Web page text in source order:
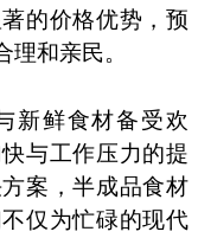
的价格优势，预
和亲民。
新鲜食材备受欢
与工作压力的提
案，半成品食材
仅为忙碌的现代